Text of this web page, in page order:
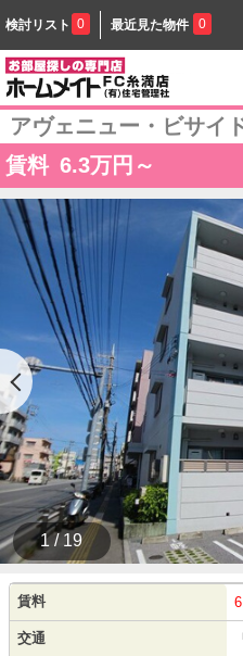
検討リスト 0 最近見た物件 0
アヴェニュー・ビサイ
賃料 6.3万円～
1 / 19
賃料
交通